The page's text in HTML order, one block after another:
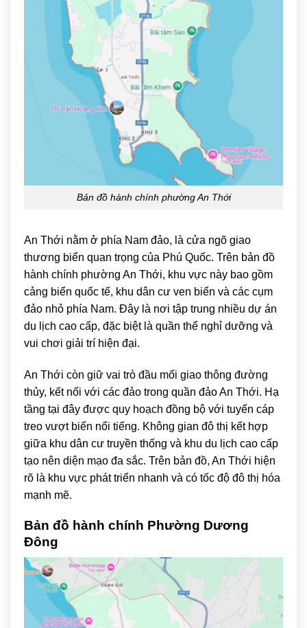
Bản đồ hành chính phường An Thới
An Thới nằm ở phía Nam đảo, là cửa ngõ giao
thương biển quan trọng của Phú Quốc. Trên bản đồ
hành chính phường An Thới, khu vực này bao gồm
cảng biển quốc tế, khu dân cư ven biển và các cụm
đảo nhỏ phía Nam. Đây là nơi tập trung nhiều dự án
du lịch cao cấp, đặc biệt là quần thể nghỉ dưỡng và
vui chơi giải trí hiện đại.
An Thới còn giữ vai trò đầu mối giao thông đường
thủy, kết nối với các đảo trong quần đảo An Thới. Hạ
tầng tại đây được quy hoạch đồng bộ với tuyến cáp
treo vượt biển nổi tiếng. Không gian đô thị kết hợp
giữa khu dân cư truyền thống và khu du lịch cao cấp
tạo nên diện mạo đa sắc. Trên bản đồ, An Thới hiện
rõ là khu vực phát triển nhanh và có tốc độ đô thị hóa
mạnh mẽ.
Bản đồ hành chính Phường Dương
Đông